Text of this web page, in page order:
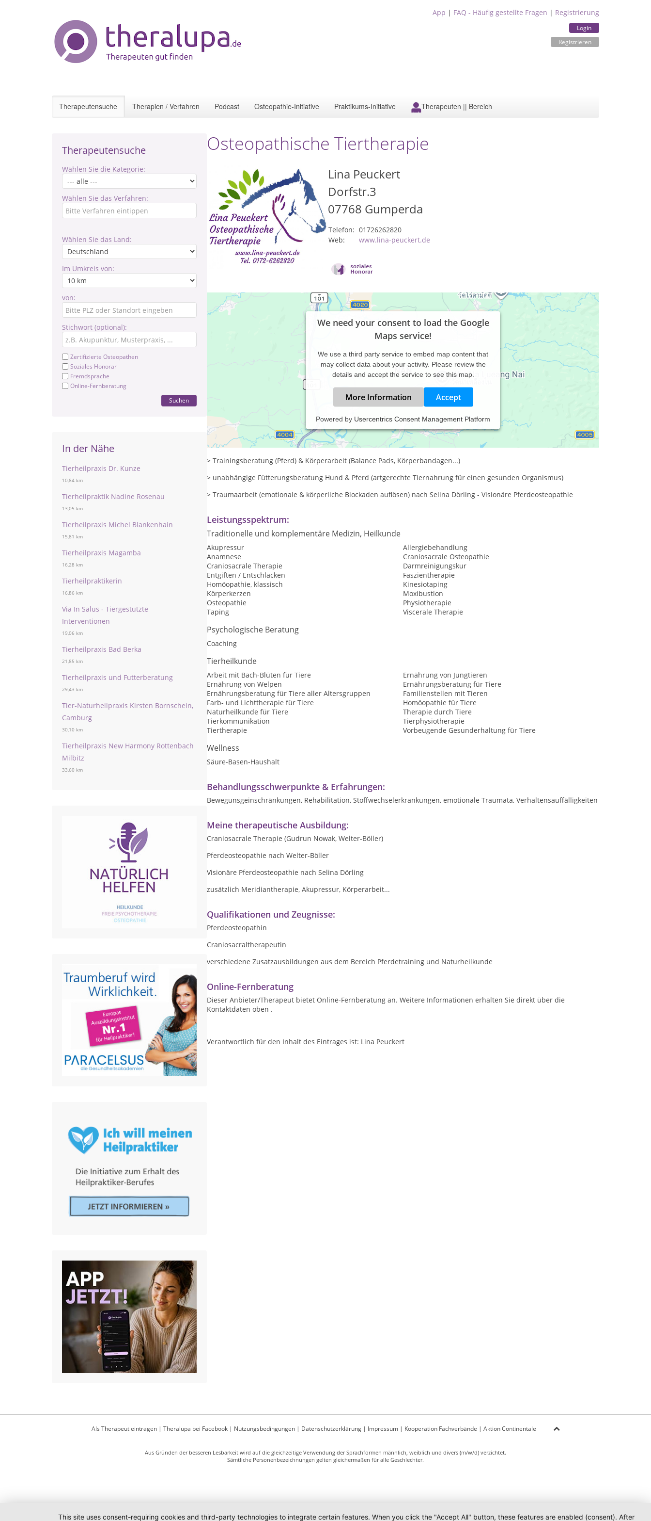
App | FAQ - Häufig gestellte Fragen | Registrierung
Login
Registrieren
Therapeutensuche Therapien / Verfahren Podcast Osteopathie-Initiative Praktikums-Initiative Therapeuten || Bereich
Therapeutensuche
Wählen Sie die Kategorie:
Wählen Sie das Verfahren:
Wählen Sie das Land:
Im Umkreis von:
von:
Stichwort (optional):
Zertifizierte Osteopathen
Soziales Honorar
Fremdsprache
Online-Fernberatung
Suchen
In der Nähe
Tierheilpraxis Dr. Kunze
10,84 km
Tierheilpraktik Nadine Rosenau
13,05 km
Tierheilpraxis Michel Blankenhain
15,81 km
Tierheilpraxis Magamba
16,28 km
Tierheilpraktikerin
16,86 km
Via In Salus - Tiergestützte
Interventionen
19,06 km
Tierheilpraxis Bad Berka
21,85 km
Tierheilpraxis und Futterberatung
29,43 km
Tier-Naturheilpraxis Kirsten Bornschein,
Camburg
30,10 km
Tierheilpraxis New Harmony Rottenbach
Milbitz
33,60 km
Osteopathische Tiertherapie
Lina Peuckert
Dorfstr.3
07768 Gumperda
Telefon: 01726262820
Web:
www.lina-peuckert.de
We need your consent to load the Google
Maps service!
We use a third party service to embed map content that
may collect data about your activity. Please review the
details and accept the service to see this map.
More Information Accept
Powered by Usercentrics Consent Management Platform
Ich bin ausgebildete und zertifizierte Pferdeosteopathin und Craniosacral Therapeutin.
> Osteopathie (parietal, viszeral, craniosacral) für Pferde, Hunde, Katzen
> Trainingsberatung (Pferd) & Körperarbeit (Balance Pads, Körperbandagen...)
> unabhängige Fütterungsberatung Hund & Pferd (artgerechte Tiernahrung für einen gesunden Organismus)
> Traumaarbeit (emotionale & körperliche Blockaden auflösen) nach Selina Dörling - Visionäre Pferdeosteopathie
Leistungsspektrum:
Traditionelle und komplementäre Medizin, Heilkunde
Akupressur
Allergiebehandlung
Anamnese
Craniosacrale Osteopathie
Craniosacrale Therapie
Darmreinigungskur
Entgiften / Entschlacken
Faszientherapie
Homöopathie, klassisch
Kinesiotaping
Körperkerzen
Moxibustion
Osteopathie
Physiotherapie
Taping
Viscerale Therapie
Psychologische Beratung
Coaching
Tierheilkunde
Arbeit mit Bach-Blüten für Tiere
Ernährung von Jungtieren
Ernährung von Welpen
Ernährungsberatung für Tiere
Ernährungsberatung für Tiere aller Altersgruppen
Familienstellen mit Tieren
Farb- und Lichttherapie für Tiere
Homöopathie für Tiere
Naturheilkunde für Tiere
Therapie durch Tiere
Tierkommunikation
Tierphysiotherapie
Tiertherapie
Vorbeugende Gesunderhaltung für Tiere
Wellness
Säure-Basen-Haushalt
Behandlungsschwerpunkte & Erfahrungen:
Bewegunsgeinschränkungen, Rehabilitation, Stoffwechselerkrankungen, emotionale Traumata, Verhaltensauffälligkeiten
Meine therapeutische Ausbildung:
Craniosacrale Therapie (Gudrun Nowak, Welter-Böller)
Pferdeosteopathie nach Welter-Böller
Visionäre Pferdeosteopathie nach Selina Dörling
zusätzlich Meridiantherapie, Akupressur, Körperarbeit...
Qualifikationen und Zeugnisse:
Pferdeosteopathin
Craniosacraltherapeutin
verschiedene Zusatzausbildungen aus dem Bereich Pferdetraining und Naturheilkunde
Online-Fernberatung
Dieser Anbieter/Therapeut bietet Online-Fernberatung an. Weitere Informationen erhalten Sie direkt über die
Kontaktdaten oben .
Verantwortlich für den Inhalt des Eintrages ist: Lina Peuckert
Als Therapeut eintragen| Theralupa bei Facebook| Nutzungsbedingungen| Datenschutzerklärung| Impressum| Kooperation Fachverbände | Aktion Continentale
Aus Gründen der besseren Lesbarkeit wird auf die gleichzeitige Verwendung der Sprachformen männlich, weiblich und divers (m/w/d) verzichtet.
Sämtliche Personenbezeichnungen gelten gleichermaßen für alle Geschlechter.
This site uses consent-requiring cookies and third-party technologies to integrate certain features. When you click the "Accept All" button, these features are enabled (consent). After